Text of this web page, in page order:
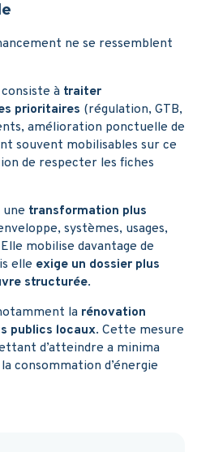
ne se ressemblent
consiste à traiter
prioritaires (régulation, GTB,
amélioration ponctuelle de
souvent mobilisables sur ce
de respecter les fiches
une transformation plus
systèmes, usages,
mobilise davantage de
elle exige un dossier plus
structurée.
la rénovation
publics locaux. Cette mesure
d’atteindre a minima
consommation d’énergie